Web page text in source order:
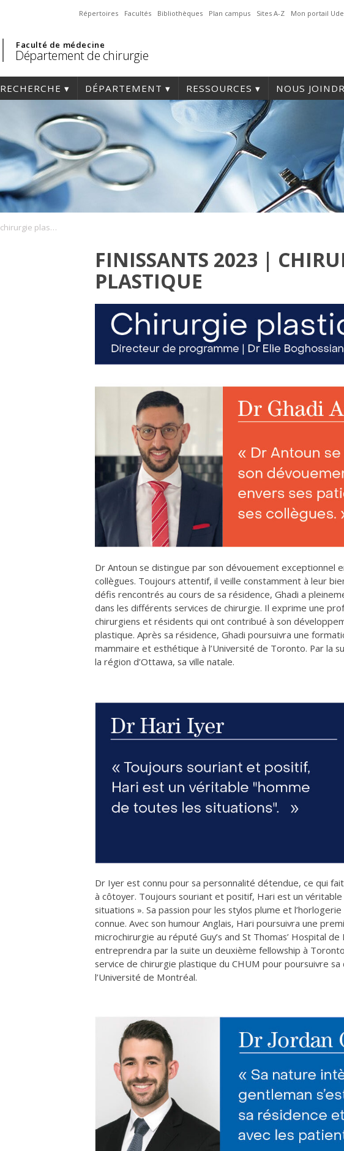
Répertoires Facultés Bibliothèques Plan campus Sites A-Z Mon portail
Faculté de médecine
Département de chirurgie
RECHERCHE DÉPARTEMENT RESSOURCES NOUS
Finissants 2023 | chirurgie plastique
FINISSANTS 2023 |
PLASTIQUE
Dr Antoun se distingue par son dévouement exceptionnel
collègues. Toujours attentif, il veille constamment à leur
défis rencontrés au cours de sa résidence, Ghadi a
dans les différents services de chirurgie. Il exprime une
chirurgiens et résidents qui ont contribué à son
plastique. Après sa résidence, Ghadi poursuivra une
mammaire et esthétique à l’Université de Toronto. Par la
la région d’Ottawa, sa ville natale.
Dr Iyer est connu pour sa personnalité détendue, ce qui
à côtoyer. Toujours souriant et positif, Hari est un
situations ». Sa passion pour les stylos plume et
connue. Avec son humour Anglais, Hari poursuivra une
microchirurgie au réputé Guy’s and St Thomas’ Hospital
entreprendra par la suite un deuxième fellowship à
service de chirurgie plastique du CHUM pour poursuivre
l’Université de Montréal.